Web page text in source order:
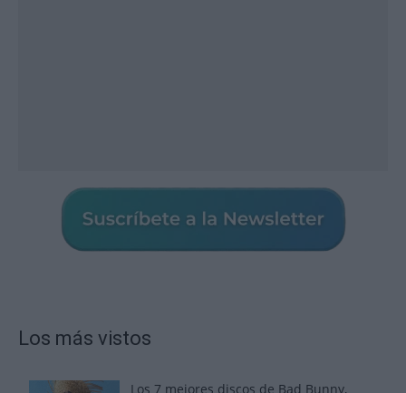
Los más vistos
Los 7 mejores discos de Bad Bunny,